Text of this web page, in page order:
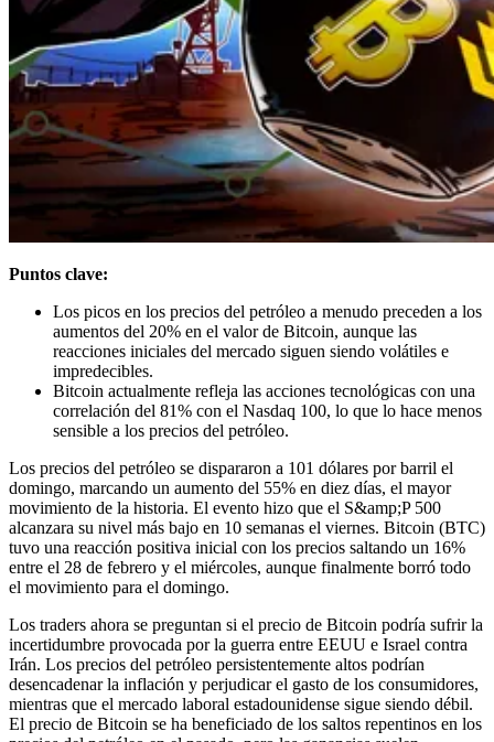
Puntos clave:
Los picos en los precios del petróleo a menudo preceden a los
aumentos del 20% en el valor de Bitcoin, aunque las
reacciones iniciales del mercado siguen siendo volátiles e
impredecibles.
Bitcoin actualmente refleja las acciones tecnológicas con una
correlación del 81% con el Nasdaq 100, lo que lo hace menos
sensible a los precios del petróleo.
Los precios del petróleo se dispararon a 101 dólares por barril el
domingo, marcando un aumento del 55% en diez días, el mayor
movimiento de la historia. El evento hizo que el S&amp;P 500
alcanzara su nivel más bajo en 10 semanas el viernes. Bitcoin (BTC)
tuvo una reacción positiva inicial con los precios saltando un 16%
entre el 28 de febrero y el miércoles, aunque finalmente borró todo
el movimiento para el domingo.
Los traders ahora se preguntan si el precio de Bitcoin podría sufrir la
incertidumbre provocada por la guerra entre EEUU e Israel contra
Irán. Los precios del petróleo persistentemente altos podrían
desencadenar la inflación y perjudicar el gasto de los consumidores,
mientras que el mercado laboral estadounidense sigue siendo débil.
El precio de Bitcoin se ha beneficiado de los saltos repentinos en los